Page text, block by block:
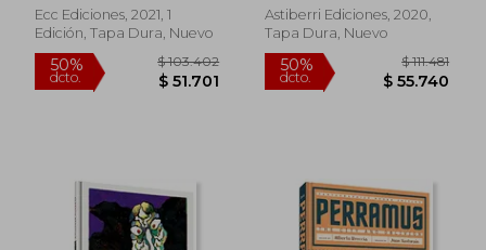
dcto. $ 60.708 dcto. $
Ecc Ediciones, 2021, 1
Edición, Tapa Dura, Nuevo
Astiberri Ediciones, 2020,
Tapa Dura, Nuevo